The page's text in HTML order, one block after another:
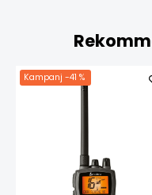
Kampanj -41 %